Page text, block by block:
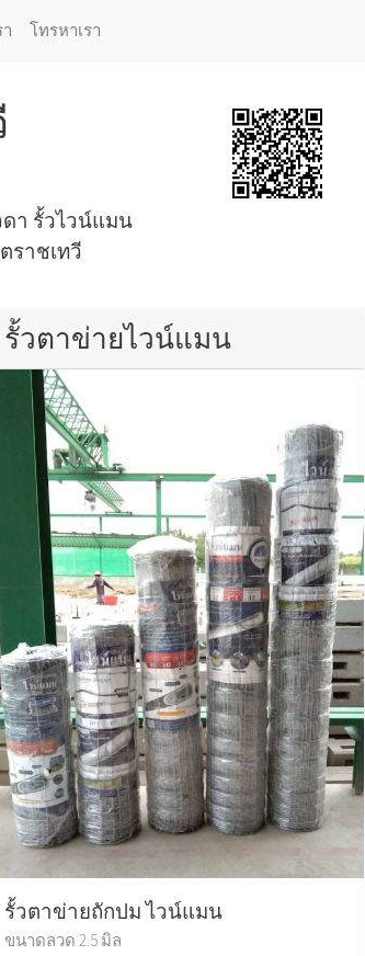
โทรหาเรา
า รั้วไวน์แมน
ราชเทวี
รั้วตาข่ายไวน์แมน
รั้วตาข่ายถักปม ไวน์แมน
ขนาดลวด 2.5 มิล